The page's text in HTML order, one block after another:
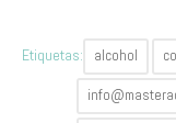
Etiquetas: alcohol